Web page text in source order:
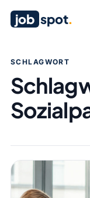
job spot.
SCHLAGWORT